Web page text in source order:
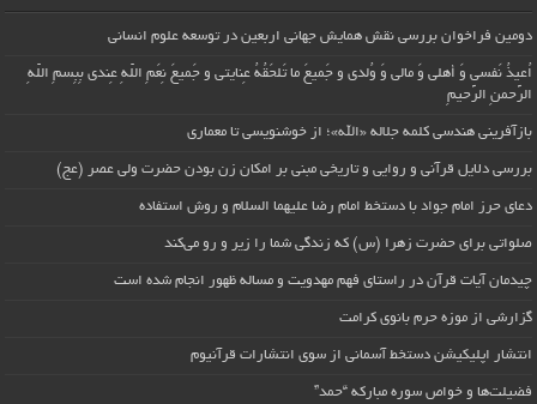
دومین فراخوان بررسی نقش همایش جهانی اربعین در توسعه علوم انسانی
اُعیذُ نَفسی وَ أهلی وَ مالی وَ وُلدی و جَمیعَ ما تَلحَقُهُ عِنایتی و جَمیعَ نِعَمِ اللّهِ عِندی بِبِسمِ اللّهِ
الرَّحمنِ الرَّحیمِ
بازآفرینی هندسی کلمه جلاله «الله»؛ از خوشنویسی تا معماری
بررسی دلایل قرآنی و روایی و تاریخی مبنی بر امکان زن بودن حضرت ولی عصر (عج)
دعای حرز امام جواد با دستخط امام رضا علیهما السلام و روش استفاده
صلواتی برای حضرت زهرا (س) که زندگی شما را زیر و رو می‌کند
چیدمان آیات قرآن در راستای فهم مهدویت و مساله ظهور انجام شده است
گزارشی از موزه حرم بانوی کرامت
انتشار اپلیکیشن دستخط آسمانی از سوی انتشارات قرآنیوم
فضیلت‌ها و خواص سوره مبارکه “حمد”